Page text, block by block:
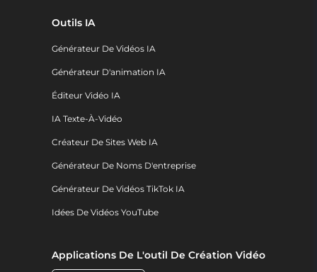
Outils IA
Générateur De Vidéos IA
Générateur D'animation IA
Éditeur Vidéo IA
IA Texte-À-Vidéo
Créateur De Sites Web IA
Générateur De Noms D'entreprise
Générateur De Vidéos TikTok IA
Idées De Vidéos YouTube
Applications De L'outil De Création Vidéo